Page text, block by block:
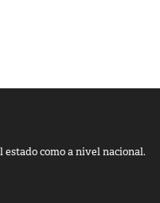
como a nivel nacional.